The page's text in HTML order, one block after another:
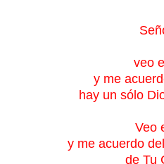
veo
y me
hay un sólo
Veo
y me acuerdo
de Tu